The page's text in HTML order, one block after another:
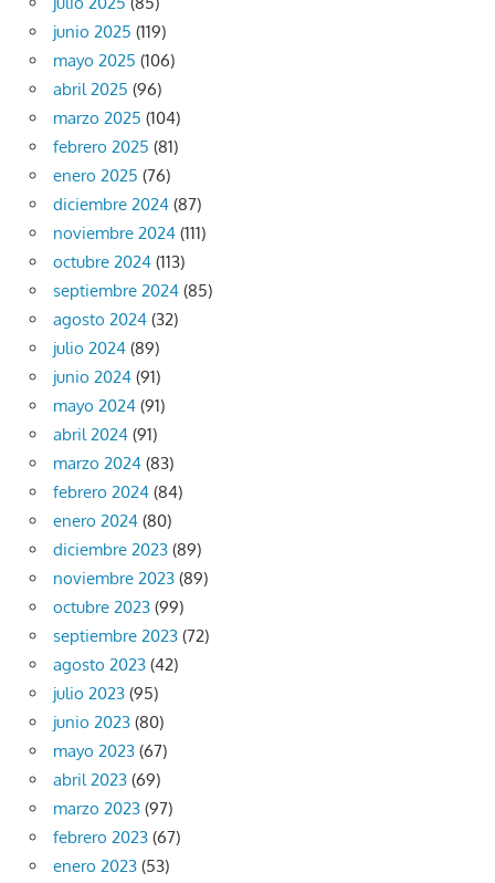
junio 2025 (119)
mayo 2025 (106)
abril 2025 (96)
marzo 2025 (104)
febrero 2025 (81)
enero 2025 (76)
diciembre 2024 (87)
noviembre 2024 (111)
octubre 2024 (113)
septiembre 2024 (85)
agosto 2024 (32)
julio 2024 (89)
junio 2024 (91)
mayo 2024 (91)
abril 2024 (91)
marzo 2024 (83)
febrero 2024 (84)
enero 2024 (80)
diciembre 2023 (89)
noviembre 2023 (89)
octubre 2023 (99)
septiembre 2023 (72)
agosto 2023 (42)
julio 2023 (95)
junio 2023 (80)
mayo 2023 (67)
abril 2023 (69)
marzo 2023 (97)
febrero 2023 (67)
enero 2023 (53)